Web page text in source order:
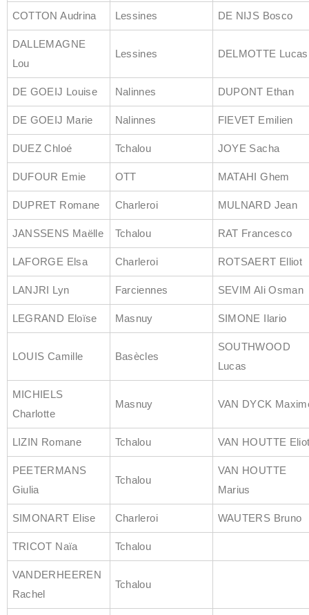
COTTON Audrina Lessines DE NIJS Bosco
DALLEMAGNE
Lou
Lessines DELMOTTE Lucas
DE GOEIJ Louise Nalinnes DUPONT Ethan
DE GOEIJ Marie Nalinnes FIEVET Emilien
DUEZ Chloé Tchalou JOYE Sacha
DUFOUR Emie OTT MATAHI Ghem
DUPRET Romane Charleroi MULNARD Jean
JANSSENS Maëlle Tchalou RAT Francesco
LAFORGE Elsa Charleroi ROTSAERT Elliot
LANJRI Lyn Farciennes SEVIM Ali Osman
LEGRAND Eloïse Masnuy SIMONE Ilario
LOUIS Camille Basècles
SOUTHWOOD
Lucas
MICHIELS
Charlotte
Masnuy VAN DYCK
LIZIN Romane Tchalou VAN HOUTTE
PEETERMANS
Giulia
Tchalou
VAN HOUTTE
Marius
SIMONART Elise Charleroi WAUTERS Bruno
TRICOT Naïa Tchalou
VANDERHEEREN
Rachel
Tchalou